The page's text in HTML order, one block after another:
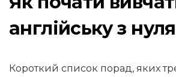
англійську з нуля
Короткий список порад, яких